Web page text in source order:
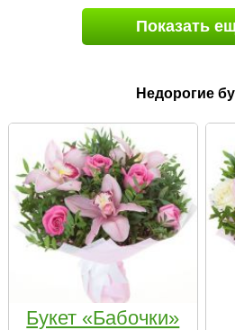
Показать
Недорогие
Букет «Бабочки»